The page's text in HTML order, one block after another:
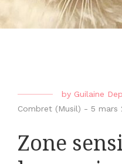
by Guilaine
Combret (Musil) - 5 mars
Zone